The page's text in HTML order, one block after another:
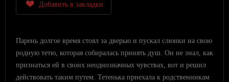
Добавить в закладки
Парень долгое время стоял за дверью и пускал слюнки на свою
родную тетю, которая собиралась принять душ. Он не знал, как
признаться ей в своих неоднозначных чувствах, вот и решил
действовать таким путем. Тетенька приехала к родственникам